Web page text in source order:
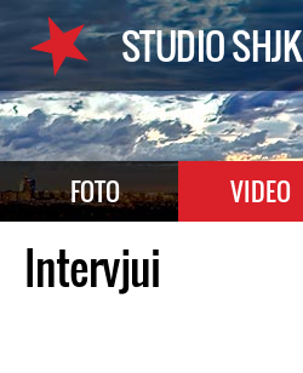
STUDIO SHJK
FOTO VIDEO
Intervjui